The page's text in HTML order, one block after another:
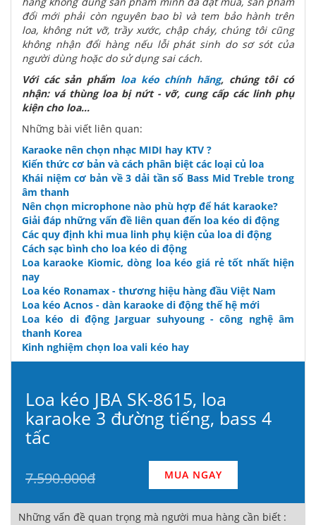
đổi mới phải còn nguyên bao bì và tem bảo hành trên
loa, không nứt vỡ, trầy xước, chập cháy, chúng tôi cũng
không nhận đổi hàng nếu lỗi phát sinh do sơ sót của
người dùng hoặc do sử dụng sai cách.
Với các sản phẩm loa kéo chính hãng, chúng tôi có
nhận: vá thùng loa bị nứt - vỡ, cung cấp các linh phụ
kiện cho loa...
Những bài viết liên quan:
Karaoke nên chọn nhạc MIDI hay KTV ?
Kiến thức cơ bản và cách phân biệt các loại củ loa
Khái niệm cơ bản về 3 dải tần số Bass Mid Treble trong
âm thanh
Nên chọn microphone nào phù hợp để hát karaoke?
Giải đáp những vấn đề liên quan đến loa kéo di động
Các quy định khi mua linh phụ kiện của loa di động
Cách sạc bình cho loa kéo di động
Loa karaoke Kiomic, dòng loa kéo giá rẻ tốt nhất hiện
nay
Loa kéo Ronamax - thương hiệu hàng đầu Việt Nam
Loa kéo Acnos - dàn karaoke di động thế hệ mới
Loa kéo di động Jarguar suhyoung - công nghệ âm
thanh Korea
Kinh nghiệm chọn loa vali kéo hay
Loa kéo JBA SK-8615, loa
karaoke 3 đường tiếng, bass 4
tấc
7.590.000đ MUA NGAY
Những vấn đề quan trọng mà người mua hàng cần biết :